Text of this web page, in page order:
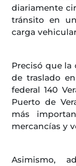
diariamente
tránsito en
carga
Precisó que
de traslado
federal 140
Puerto de
más
mercancías y
Asimismo,